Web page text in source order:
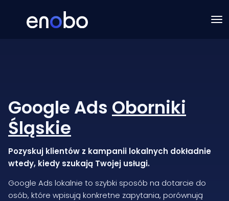
Google Ads Oborniki
Śląskie
Pozyskuj klientów z kampanii lokalnych dokładnie
wtedy, kiedy szukają Twojej usługi.
Google Ads lokalnie to szybki sposób na dotarcie do
osób, które wpisują konkretne zapytania, porównują